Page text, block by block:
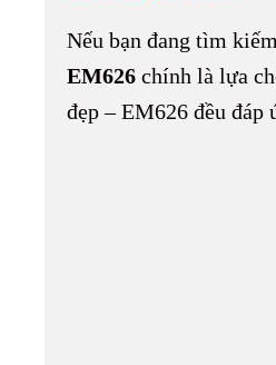
Nếu bạn đang tìm
EM626 chính là lựa
đẹp – EM626 đều đáp